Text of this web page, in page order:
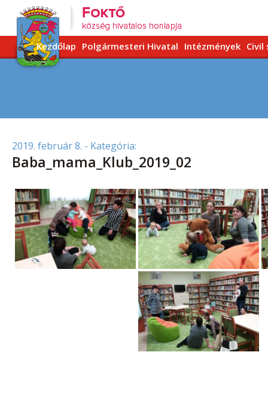
Kezdőlap Polgármesteri Hivatal Intézmények Civil
2019. február 8. - Kategória:
Baba_mama_Klub_2019_02